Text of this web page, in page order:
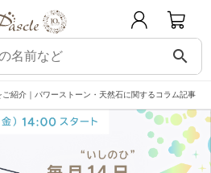
search
紹介｜パワーストーン・天然石に関するコラム記事